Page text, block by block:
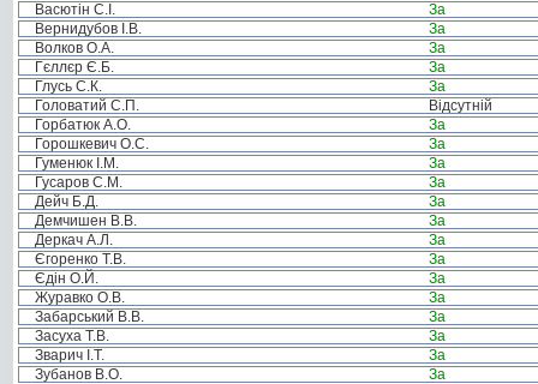
Васютін С.І.
За
Вернидубов І.В.
За
Волков О.А.
За
Гєллєр Є.Б.
За
Глусь С.К.
За
Головатий С.П.
Відсутній
Горбатюк А.О.
За
Горошкевич О.С.
За
Гуменюк І.М.
За
Гусаров С.М.
За
Дейч Б.Д.
За
Демчишен В.В.
За
Деркач А.Л.
За
Єгоренко Т.В.
За
Єдін О.Й.
За
Журавко О.В.
За
Забарський В.В.
За
Засуха Т.В.
За
Зварич І.Т.
За
Зубанов В.О.
За